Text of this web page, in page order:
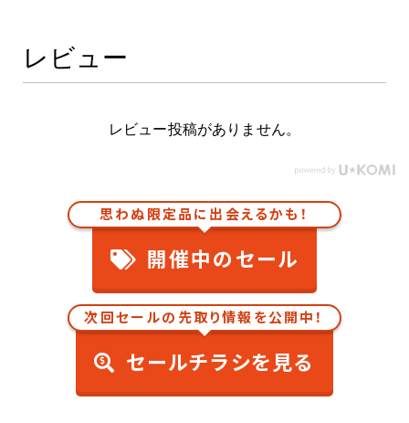
K23 ブリリアントシルバー(M)
K31 ブルーイッシュグレーM
K32 ウォームシルバーM
K52 ストラフィアブルー(PM)
K54 アーバンセメント
KAD ダークメタルグレー(M)
KAG スパークリングロゼシルバーM
KAS クリスタルライラックTPM
KAV メタルグレー(RM)
KAX メテオライトブラウン(M)
KAY シェルブロンド(M)
KBE タイガーアイブラウン(PM)
KBR スプリングライトグリーン(TM)
レビュー
レビュー投稿がありません。
思わぬ限定品に出会えるかも！
開催中のセール
次回セールの先取り情報を公開中！
セールチラシを見る